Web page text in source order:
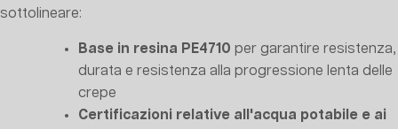
sottolineare:
Base in resina PE4710 per garantire resistenza,
durata e resistenza alla progressione lenta delle
crepe
Certificazioni relative all'acqua potabile e ai